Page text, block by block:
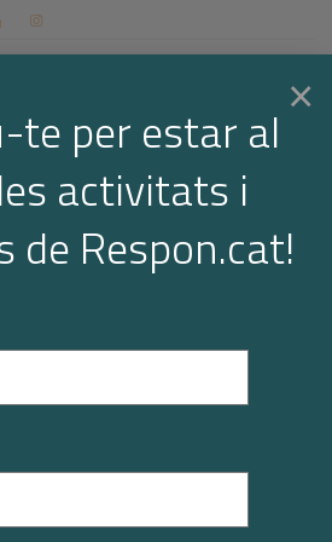
Contacte Espai membres Login CA
maig, 2021
×
te per estar al
activitats i
de Respon.cat!